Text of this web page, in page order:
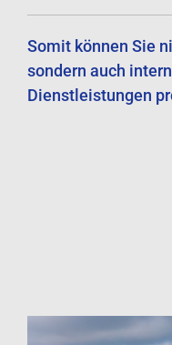
Somit können Sie
sondern auch
Dienstleistungen